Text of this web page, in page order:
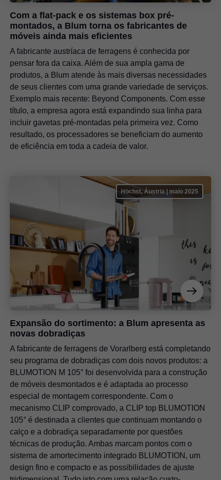
Com a flat-pack e os sistemas box pré-
montados, a Blum torna os fabricantes de
móveis ainda mais eficientes
A fabricante austríaca de ferragens é conhecida por
pensar fora da caixa. Além de sua ampla gama de
produtos, a Blum atende às mais diversas necessidades
de seus clientes com uma grande variedade de serviços.
Exemplo mais recente: Beyond Components. Com esse
título, a empresa agora está expandindo sua linha para
incluir gavetas pré-montadas pela primeira vez. Como
resultado, os processadores se beneficiam do aumento
de eficiência em toda a cadeia de valor.
Höchst, Áustria | maio 2025
Expansão do sortimento: a Blum apresenta as
novas dobradiças
A fabricante de ferragens de Vorarlberg está completando
seu programa de dobradiças com dois novos produtos: a
BLUMOTION M 105° foi desenvolvida para a construção
de móveis desmontados e é adaptada ao processo
especial de montagem correspondente. Com o
mecanismo CLIP comprovado, a CLIP top BLUMOTION
105° é destinada a clientes que continuam montando o
calço e a dobradiça separadamente por questões
técnicas de produção. Ambas marcam pontos com o
sistema de amortecimento integrado BLUMOTION, um
design fino e compacto e as possibilidades de ajuste